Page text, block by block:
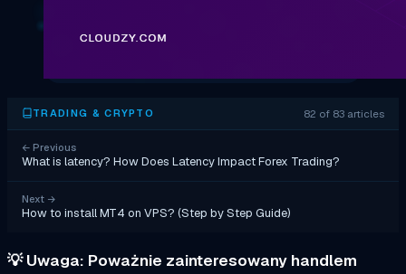
TRADING & CRYPTO 82 of 83 articles
← Previous
What is latency? How Does Latency Impact Forex Trading?
Next →
How to install MT4 on VPS? (Step by Step Guide)
💡Uwaga: Poważnie zainteresowany handlem